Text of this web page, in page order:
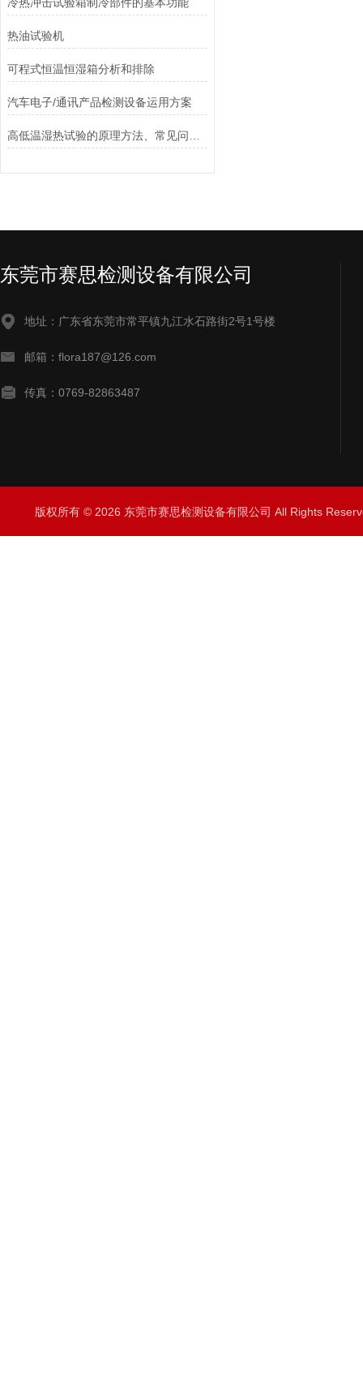
热油试验机
可程式恒温恒湿箱分析和排除
汽车电子/通讯产品检测设备运用方案
东莞市赛思检测设备有限公司
地址：广东省东莞市常平镇九江水石路街2号1号楼
邮箱：flora187@126.com
传真：0769-82863487
版权所有 © 2026 东莞市赛思检测设备有限公司 All Rights